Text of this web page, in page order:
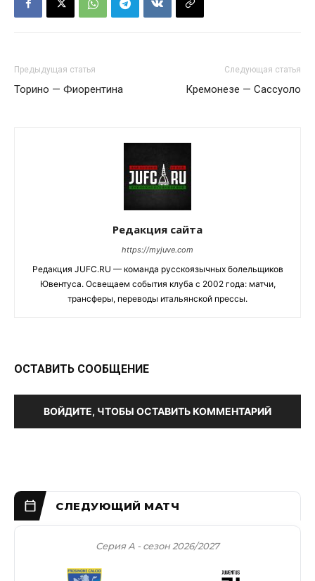
Предыдущая статья
Торино — Фиорентина
Следующая статья
Кремонезе — Сассуоло
Редакция сайта
https://myjuve.com
Редакция JUFC.RU — команда русскоязычных болельщиков
Ювентуса. Освещаем события клуба с 2002 года: матчи,
трансферы, переводы итальянской прессы.
ОСТАВИТЬ СООБЩЕНИЕ
ВОЙДИТЕ, ЧТОБЫ ОСТАВИТЬ КОММЕНТАРИЙ
Серия А - сезон 2026/2027